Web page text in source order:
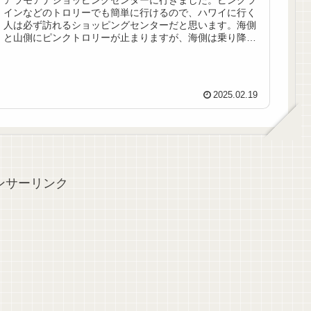
インなどのトロリーでも簡単に行けるので、ハワイに行く
人は必ず訪れるショッピングセンターだと思います。海側
と山側にピンクトロリーが止まりますが、海側は乗り降り
2025.02.19
サーリンク